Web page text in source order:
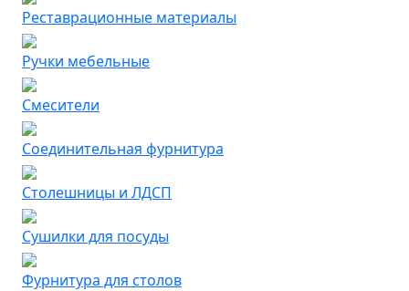
Реставрационные материалы
Ручки мебельные
Смесители
Соединительная фурнитура
Столешницы и ЛДСП
Сушилки для посуды
Фурнитура для столов